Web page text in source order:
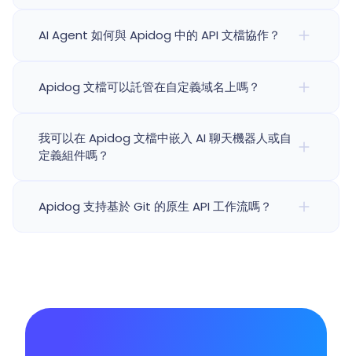
AI Agent 如何與 Apidog 中的 API 文檔協作？
Apidog 文檔可以託管在自定義域名上嗎？
我可以在 Apidog 文檔中嵌入 AI 聊天機器人或自
定義組件嗎？
Apidog 支持基於 Git 的原生 API 工作流嗎？